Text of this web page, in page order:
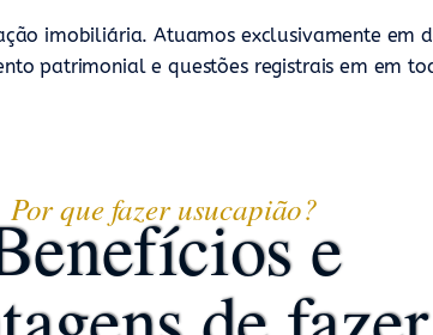
imobiliária. Atuamos exclusivamente em
patrimonial e questões registrais em em
Por que fazer usucapião?e